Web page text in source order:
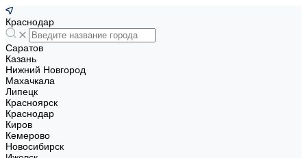
Краснодар
Саратов
Казань
Нижний Новгород
Махачкала
Липецк
Красноярск
Краснодар
Киров
Кемерово
Новосибирск